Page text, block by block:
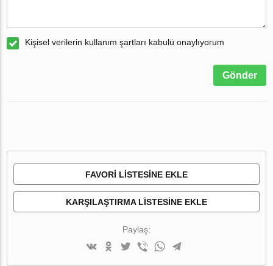
Kişisel verilerin kullanım şartları kabulü onaylıyorum
Gönder
FAVORI LISTESINE EKLE
KARŞILAŞTIRMA LISTESINE EKLE
Paylaş: